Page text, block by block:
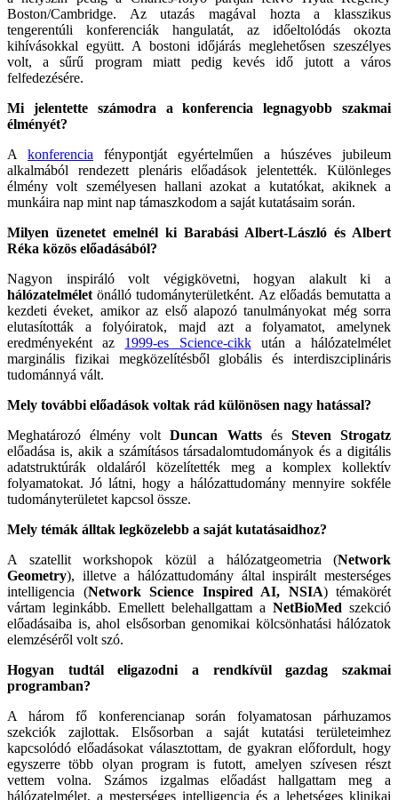
Boston/Cambridge. Az utazás magával hozta a klasszikus
tengerentúli konferenciák hangulatát, az időeltolódás okozta
kihívásokkal együtt. A bostoni időjárás meglehetősen szeszélyes
volt, a sűrű program miatt pedig kevés idő jutott a város
felfedezésére.
Mi jelentette számodra a konferencia legnagyobb szakmai
élményét?
A konferencia fénypontját egyértelműen a húszéves jubileum
alkalmából rendezett plenáris előadások jelentették. Különleges
élmény volt személyesen hallani azokat a kutatókat, akiknek a
munkáira nap mint nap támaszkodom a saját kutatásaim során.
Milyen üzenetet emelnél ki Barabási Albert-László és Albert
Réka közös előadásából?
Nagyon inspiráló volt végigkövetni, hogyan alakult ki a
hálózatelméletönálló tudományterületként. Az előadás bemutatta a
kezdeti éveket, amikor az első alapozó tanulmányokat még sorra
elutasították a folyóiratok, majd azt a folyamatot, amelynek
eredményeként az 1999-es Science-cikkután a hálózatelmélet
marginális fizikai megközelítésből globális és interdiszciplináris
tudománnyá vált.
Mely további előadások voltak rád különösen nagy hatással?
Meghatározó élmény voltDuncan Wattsés Steven Strogatz
előadása is, akik a számításos társadalomtudományok és a digitális
adatstruktúrák oldaláról közelítették meg a komplex kollektív
folyamatokat. Jó látni, hogy a hálózattudomány mennyire sokféle
tudományterületet kapcsol össze.
Mely témák álltak legközelebb a saját kutatásaidhoz?
A szatellit workshopok közül a hálózatgeometria (Network
Geometry), illetve a hálózattudomány által inspirált mesterséges
intelligencia (Network Science Inspired AI, NSIA) témakörét
vártam leginkább. Emellett belehallgattam a NetBioMed szekció
előadásaiba is, ahol elsősorban genomikai kölcsönhatási hálózatok
elemzéséről volt szó.
Hogyan tudtál eligazodni a rendkívül gazdag szakmai
programban?
A három fő konferencianap során folyamatosan párhuzamos
szekciók zajlottak. Elsősorban a saját kutatási területeimhez
kapcsolódó előadásokat választottam, de gyakran előfordult, hogy
egyszerre több olyan program is futott, amelyen szívesen részt
vettem volna. Számos izgalmas előadást hallgattam meg a
hálózatelmélet, a mesterséges intelligencia és a lehetséges klinikai